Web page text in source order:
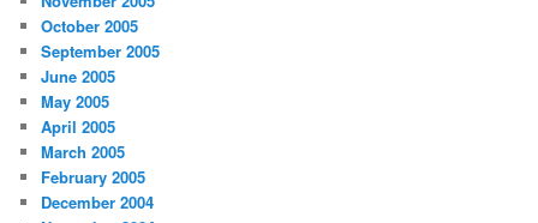
October 2005
September 2005
June 2005
May 2005
April 2005
March 2005
February 2005
December 2004